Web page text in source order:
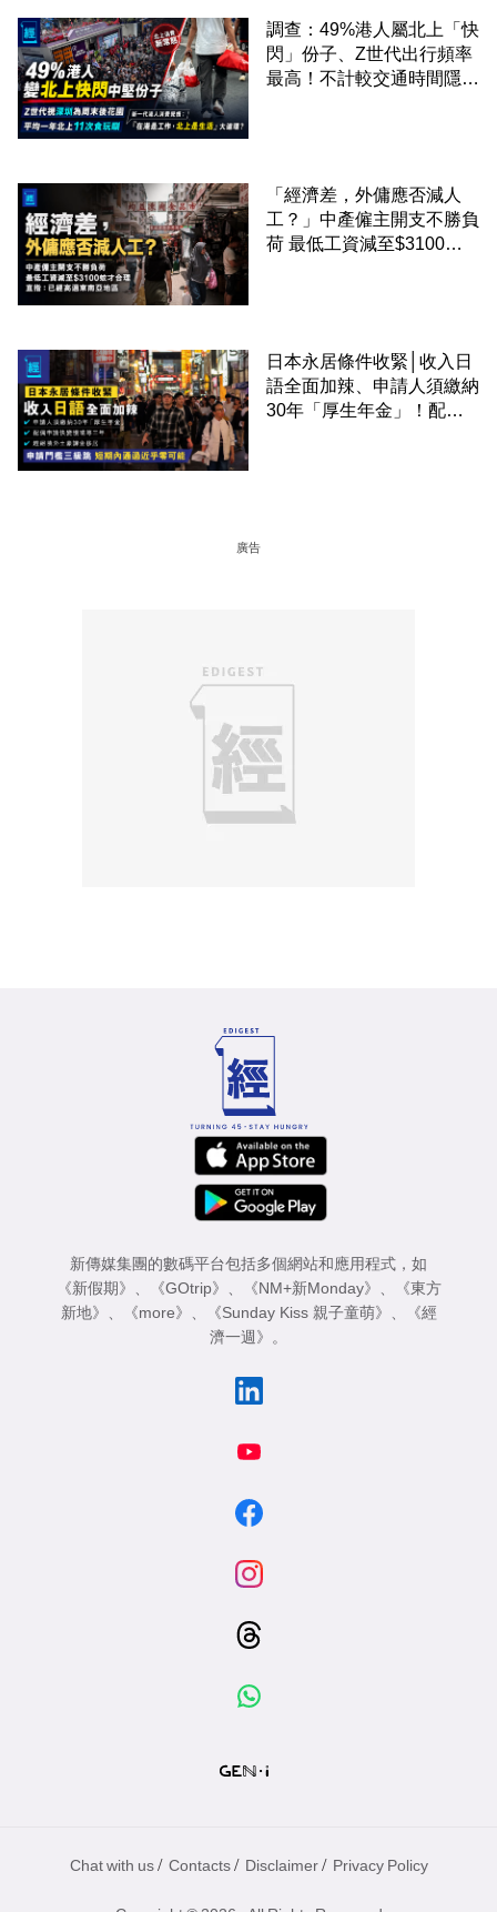
調查：49%港人屬北上「快
閃」份子、Z世代出行頻率
最高！不計較交通時間隱形
「經濟差，外傭應否減人
工？」中產僱主開支不勝負
荷 最低工資減至$3100蚊
日本永居條件收緊│收入日
語全面加辣、申請人須繳納
30年「厚生年金」！配偶
廣告
新傳媒集團的數碼平台包括多個網站和應用程式，如
《新假期》
《GOtrip》 《NM+新Monday》
《東方
新地》
《more》 《Sunday Kiss 親子童萌》
《經
濟一週》
。
Chat with us / Contacts / Disclaimer / Privacy Policy